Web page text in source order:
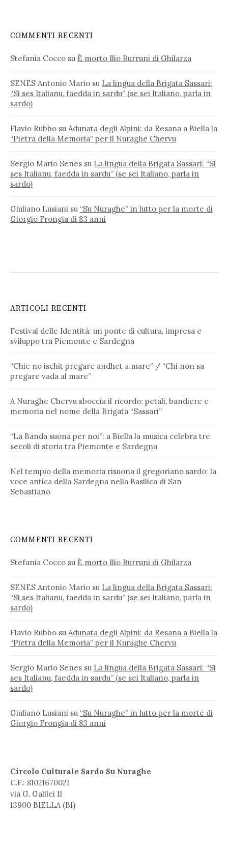
COMMENTI RECENTI
Stefania Cocco su È morto Ilio Burruni di Ghilarza
SENES Antonio Mario su La lingua della Brigata Sassari:
“Si ses Italianu, faedda in sardu” (se sei Italiano, parla in
sardo)
Flavio Rubbo su Adunata degli Alpini: da Resana a Biella la
“Pietra della Memoria” per il Nuraghe Chervu
Sergio Mario Senes su La lingua della Brigata Sassari: “Si
ses Italianu, faedda in sardu” (se sei Italiano, parla in
sardo)
Giuliano Lusiani su “Su Nuraghe” in lutto per la morte di
Giorgio Frongia di 83 anni
ARTICOLI RECENTI
Festival delle Identità: un ponte di cultura, impresa e
sviluppo tra Piemonte e Sardegna
“Chie no ischit pregare andhet a mare” / “Chi non sa
pregare vada al mare”
A Nuraghe Chervu sboccia il ricordo: petali, bandiere e
memoria nel nome della Brigata “Sassari”
“La Banda suona per noi”: a Biella la musica celebra tre
secoli di storia tra Piemonte e Sardegna
Nel tempio della memoria risuona il gregoriano sardo: la
voce antica della Sardegna nella Basilica di San
Sebastiano
COMMENTI RECENTI
Stefania Cocco su È morto Ilio Burruni di Ghilarza
SENES Antonio Mario su La lingua della Brigata Sassari:
“Si ses Italianu, faedda in sardu” (se sei Italiano, parla in
sardo)
Flavio Rubbo su Adunata degli Alpini: da Resana a Biella la
“Pietra della Memoria” per il Nuraghe Chervu
Sergio Mario Senes su La lingua della Brigata Sassari: “Si
ses Italianu, faedda in sardu” (se sei Italiano, parla in
sardo)
Giuliano Lusiani su “Su Nuraghe” in lutto per la morte di
Giorgio Frongia di 83 anni
Circolo Culturale Sardo Su Nuraghe
C.F.: 81021670021
via G. Galilei 11
13900 BIELLA (BI)